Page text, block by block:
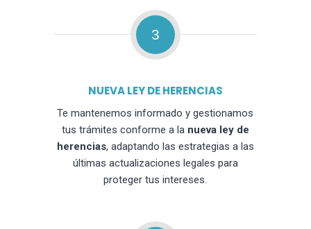
3
NUEVA LEY DE HERENCIAS
Te mantenemos informado y gestionamos
tus trámites conforme a la nueva ley de
herencias, adaptando las estrategias a las
últimas actualizaciones legales para
proteger tus intereses.